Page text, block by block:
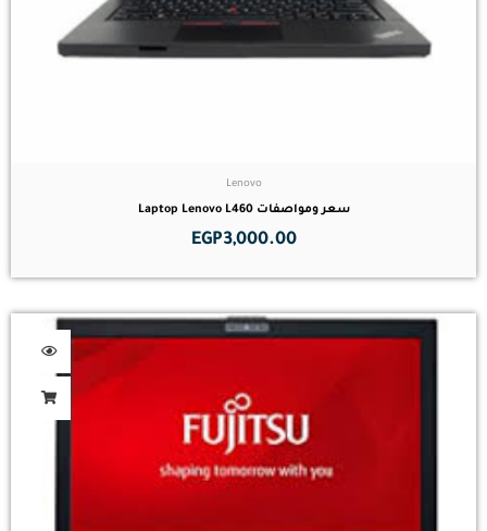
Lenovo
سعر ومواصفات Laptop Lenovo L460
EGP3,000.00